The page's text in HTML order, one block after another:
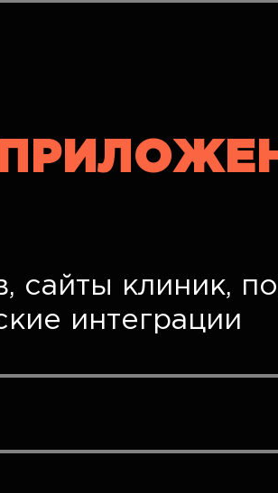
сайты клиник,
интеграции